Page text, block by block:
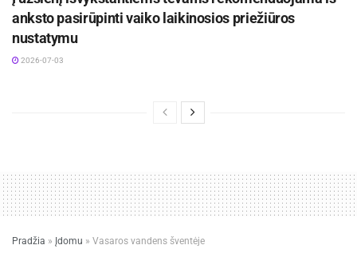
anksto pasirūpinti vaiko laikinosios priežiūros
nustatymu
2026-07-03
Pradžia » Įdomu » Vasaros vandens šventėje